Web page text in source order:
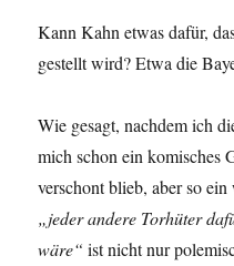
Kann Kahn etwas dafür,
gestellt wird? Etwa die
Wie gesagt, nachdem ich
mich schon ein komisches
verschont blieb, aber so
„jeder andere Torhüter
wäre“ ist nicht nur